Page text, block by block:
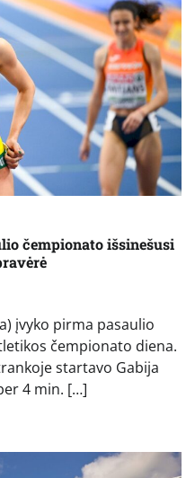
čempionato išsinešusi
įvyko pirma pasaulio
čempionato diena.
startavo Gabija
4 min. […]